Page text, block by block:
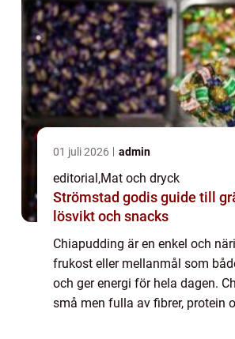
01 juli 2026 admin
editorial,Mat och dryck
Strömstad godis guide till gränshandel,
lösvikt och snacks
Chiapudding är en enkel och
frukost eller mellanmål som
och ger energi för hela dagen.
små men fulla av fibrer, protein